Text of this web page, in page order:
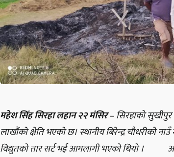
महेश सिंह सिरहा लहान २२ मंसिर –सिरहाको सुखीपुर
लाखौंको क्षेति भएको छ। स्थानीय बिरेन्द्र चौधरीको
विद्युतको तार सर्ट भई आगलागी भएको थियो ।